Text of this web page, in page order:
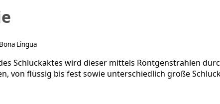
Lingua
Schluckaktes wird dieser mittels Röntgenstrahlen
von flüssig bis fest sowie unterschiedlich große